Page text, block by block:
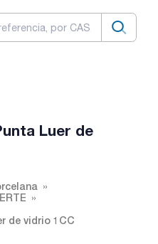
Luer de
de vidrio 1CC